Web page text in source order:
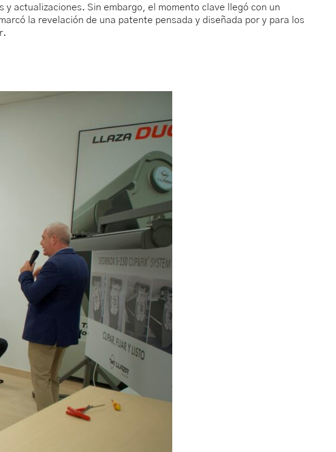
actualizaciones. Sin embargo, el momento clave llegó con un
la revelación de una patente pensada y diseñada por y para los